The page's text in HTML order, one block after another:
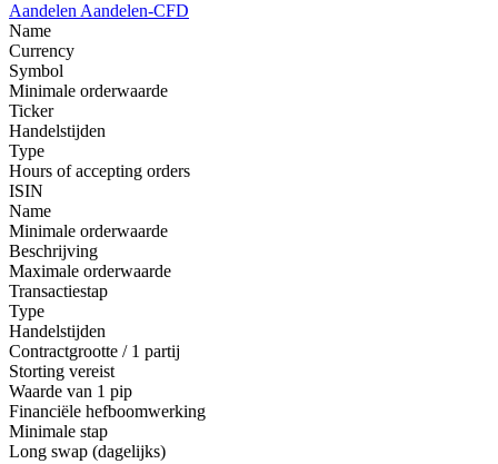
Aandelen Aandelen-CFD
Name
Currency
Symbol
Minimale orderwaarde
Ticker
Handelstijden
Type
Hours of accepting orders
ISIN
Name
Minimale orderwaarde
Beschrijving
Maximale orderwaarde
Transactiestap
Type
Handelstijden
Contractgrootte / 1 partij
Storting vereist
Waarde van 1 pip
Financiële hefboomwerking
Minimale stap
Long swap (dagelijks)